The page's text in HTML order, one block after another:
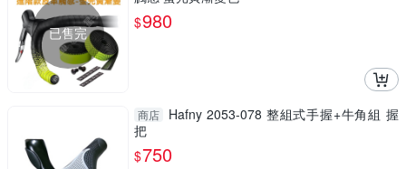
已售完
$980
商店
Hafny 2053-078 整組式手握+牛角組 握
把
$750